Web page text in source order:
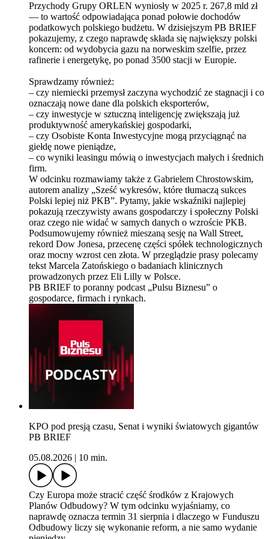
Przychody Grupy ORLEN wyniosły w 2025 r. 267,8 mld zł
— to wartość odpowiadająca ponad połowie dochodów
podatkowych polskiego budżetu. W dzisiejszym PB BRIEF
pokazujemy, z czego naprawdę składa się największy polski
koncern: od wydobycia gazu na norweskim szelfie, przez
rafinerie i energetykę, po ponad 3500 stacji w Europie.
Sprawdzamy również:
– czy niemiecki przemysł zaczyna wychodzić ze stagnacji i co
oznaczają nowe dane dla polskich eksporterów,
– czy inwestycje w sztuczną inteligencję zwiększają już
produktywność amerykańskiej gospodarki,
– czy Osobiste Konta Inwestycyjne mogą przyciągnąć na
giełdę nowe pieniądze,
– co wyniki leasingu mówią o inwestycjach małych i średnich
firm.
W odcinku rozmawiamy także z Gabrielem Chrostowskim,
autorem ⁠analizy „Sześć wykresów, które tłumaczą sukces
Polski lepiej niż PKB”⁠. Pytamy, jakie wskaźniki najlepiej
pokazują rzeczywisty awans gospodarczy i społeczny Polski
oraz czego nie widać w samych danych o wzroście PKB.
Podsumowujemy również mieszaną sesję na Wall Street,
rekord Dow Jonesa, przecenę części spółek technologicznych
oraz mocny wzrost cen złota. ⁠W przeglądzie prasy polecamy
tekst Marcela Zatońskiego o badaniach klinicznych
prowadzonych przez Eli Lilly w Polsce.⁠
PB BRIEF to poranny podcast „Pulsu Biznesu” o
gospodarce, firmach i rynkach.
KPO pod presją czasu, Senat i wyniki światowych gigantów
PB BRIEF
05.08.2026
10 min.
Czy Europa może stracić część środków z Krajowych
Planów Odbudowy? W tym odcinku wyjaśniamy, co
naprawdę oznacza termin 31 sierpnia i dlaczego w Funduszu
Odbudowy liczy się wykonanie reform, a nie samo wydanie